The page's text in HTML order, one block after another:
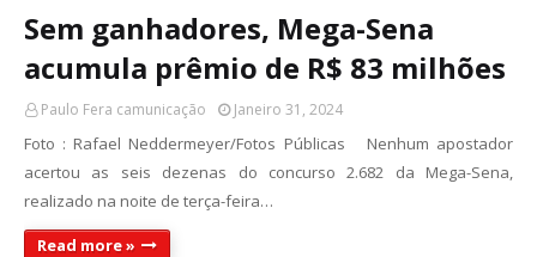
Sem ganhadores, Mega-Sena
acumula prêmio de R$ 83 milhões
Paulo Fera camunicação Janeiro 31, 2024
Foto : Rafael Neddermeyer/Fotos Públicas Nenhum apostador
acertou as seis dezenas do concurso 2.682 da Mega-Sena,
realizado na noite de terça-feira…
Read more »